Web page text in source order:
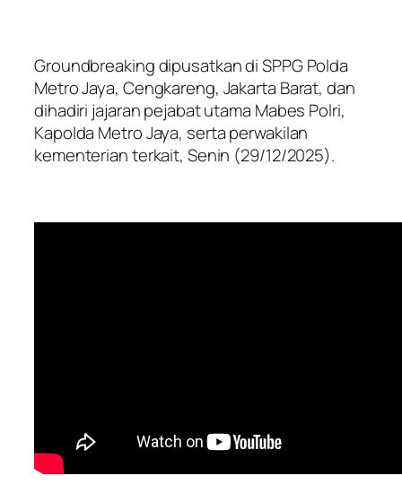
Groundbreaking dipusatkan di SPPG Polda
Metro Jaya, Cengkareng, Jakarta Barat, dan
dihadiri jajaran pejabat utama Mabes Polri,
Kapolda Metro Jaya, serta perwakilan
kementerian terkait, Senin (29/12/2025).